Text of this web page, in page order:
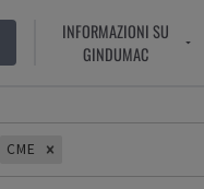
INFORMAZIONI SU
GINDUMAC
CME